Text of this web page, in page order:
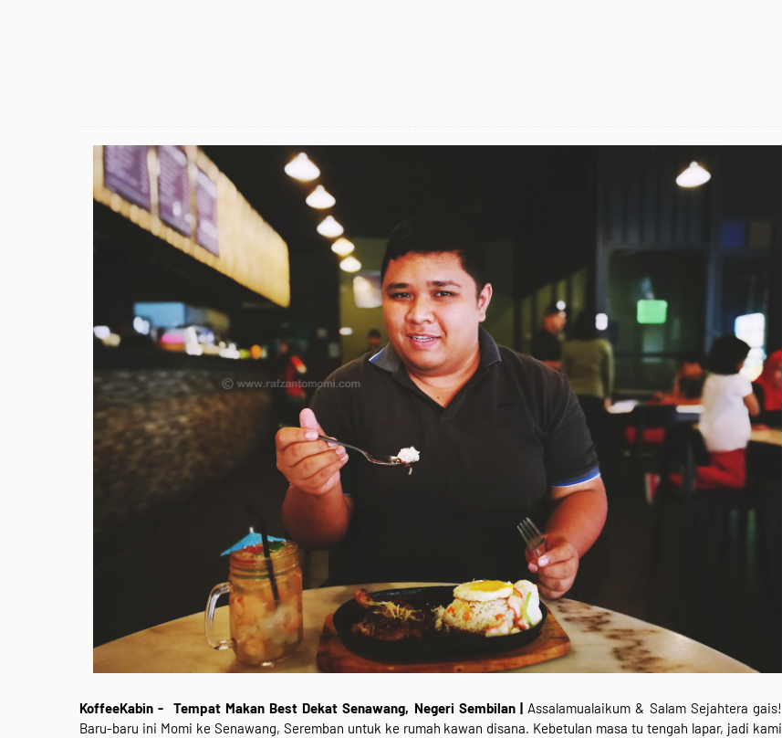
KoffeeKabin - Tempat Makan Best Dekat Senawang, Negeri Sembilan | Assalamualaikum & Salam Sejahtera gais!
Baru-baru ini Momi ke Senawang, Seremban untuk ke rumah kawan disana. Kebetulan masa tu tengah lapar, jadi kami